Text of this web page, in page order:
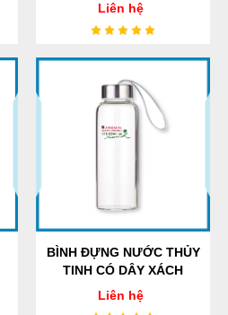
Liên hệ
BÌNH ĐỰNG NƯỚC THỦY
TINH CÓ DÂY XÁCH
Liên hệ